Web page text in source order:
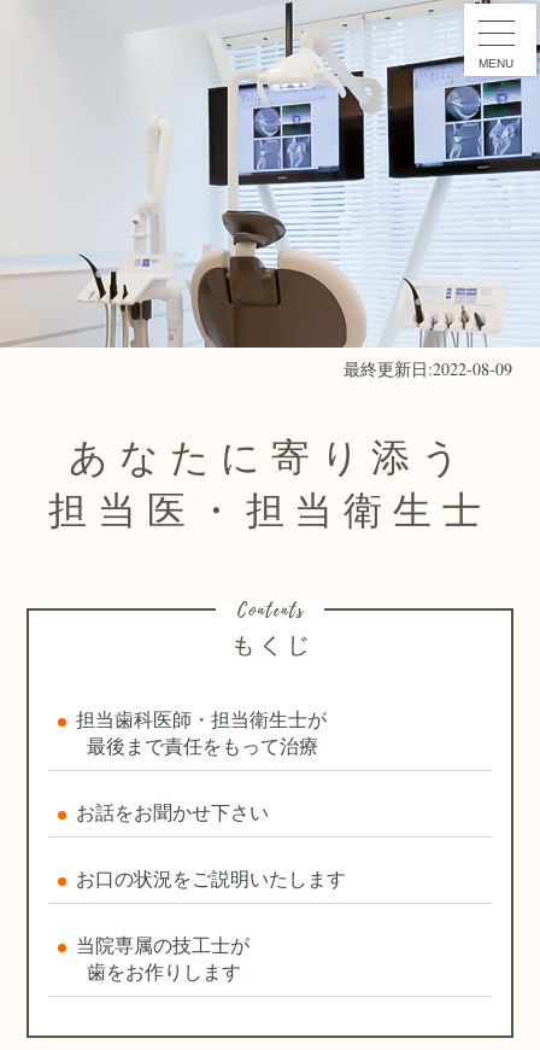
MENU
最終更新日:2022-08-09
あなたに寄り添う
担当医・担当衛生士
担当歯科医師・担当衛生士が
最後まで責任をもって治療
お話をお聞かせ下さい
お口の状況をご説明いたします
当院専属の技工士が
歯をお作りします